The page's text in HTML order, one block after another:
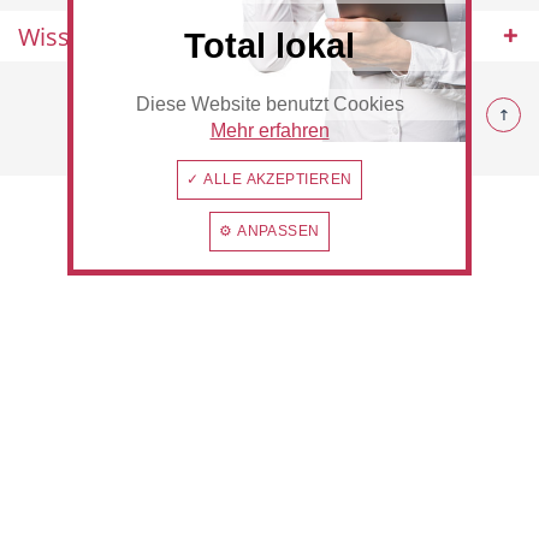
Beauty & Wellness
Handwerk
WissenswertesTotal lokal
Diese Website benutzt Cookies
Mehr erfahren
✓ ALLE AKZEPTIEREN
⚙ ANPASSEN